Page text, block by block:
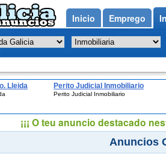
Lleida Perito Judicial Inmobiliario
Perito Judicial Inmobiliario
Anuncios
Inicio Emprego
¡¡¡ O teu anuncio destacado